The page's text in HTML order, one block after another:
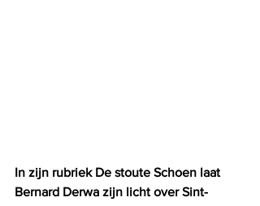
In zijn rubriek De stoute Schoen laat
Bernard Derwa zijn licht over Sint-